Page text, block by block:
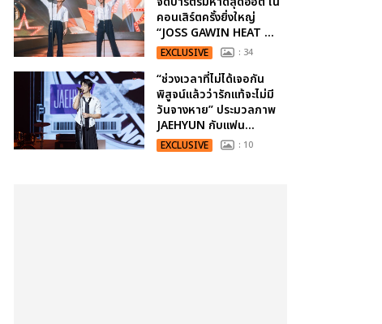
คอนเสิร์ตครั้งยิ่งใหญ่
“JOSS GAWIN HEAT ...
EXCLUSIVE : 34
“ช่วงเวลาที่ไม่ได้เจอกัน
พิสูจน์แล้วว่ารักแท้จะไม่มี
วันจางหาย” ประมวลภาพ
JAEHYUN กับแฟน...
EXCLUSIVE : 10